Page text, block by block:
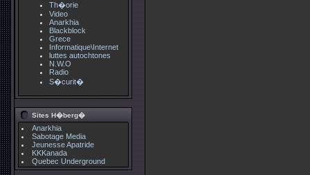
Th�orie
Video
Anarkhia
Blackblock
Grece
Informatique\Internet
luttes autochtones
N.W.O
Radio
S�curit�
Sites H�berg�
Anarkhia
Sabotage Media
Jeunesse Apatride
KKKanada
Quebec Underground